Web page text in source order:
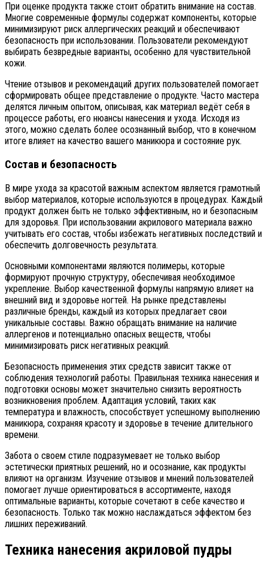
При оценке продукта также стоит обратить внимание на состав.
Многие современные формулы содержат компоненты, которые
минимизируют риск аллергических реакций и обеспечивают
безопасность при использовании. Пользователи рекомендуют
выбирать безвредные варианты, особенно для чувствительной
кожи.
Чтение отзывов и рекомендаций других пользователей помогает
сформировать общее представление о продукте. Часто мастера
делятся личным опытом, описывая, как материал ведёт себя в
процессе работы, его нюансы нанесения и ухода. Исходя из
этого, можно сделать более осознанный выбор, что в конечном
итоге влияет на качество вашего маникюра и состояние рук.
Состав и безопасность
В мире ухода за красотой важным аспектом является грамотный
выбор материалов, которые используются в процедурах. Каждый
продукт должен быть не только эффективным, но и безопасным
для здоровья. При использовании акрилового материала важно
учитывать его состав, чтобы избежать негативных последствий и
обеспечить долговечность результата.
Основными компонентами являются полимеры, которые
формируют прочную структуру, обеспечивая необходимое
укрепление. Выбор качественной формулы напрямую влияет на
внешний вид и здоровье ногтей. На рынке представлены
различные бренды, каждый из которых предлагает свои
уникальные составы. Важно обращать внимание на наличие
аллергенов и потенциально опасных веществ, чтобы
минимизировать риск негативных реакций.
Безопасность применения этих средств зависит также от
соблюдения технологий работы. Правильная техника нанесения и
подготовки основы может значительно снизить вероятность
возникновения проблем. Адаптация условий, таких как
температура и влажность, способствует успешному выполнению
маникюра, сохраняя красоту и здоровье в течение длительного
времени.
Забота о своем стиле подразумевает не только выбор
эстетически приятных решений, но и осознание, как продукты
влияют на организм. Изучение отзывов и мнений пользователей
помогает лучше ориентироваться в ассортименте, находя
оптимальные варианты, которые сочетают в себе качество и
безопасность. Только так можно наслаждаться эффектом без
лишних переживаний.
Техника нанесения акриловой пудры